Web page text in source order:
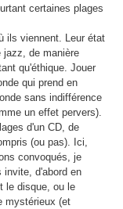
certaines plages
ils viennent. Leur état
jazz, de manière
qu'éthique. Jouer
qui prend en
sans indifférence
un effet pervers).
d'un CD, de
(ou pas). Ici,
convoqués, je
invite, d'abord en
le disque, ou le
mystérieux (et